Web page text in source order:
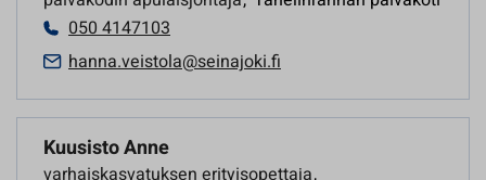
050 4147103
hanna.veistola@seinajoki.fi
Kuusisto Anne